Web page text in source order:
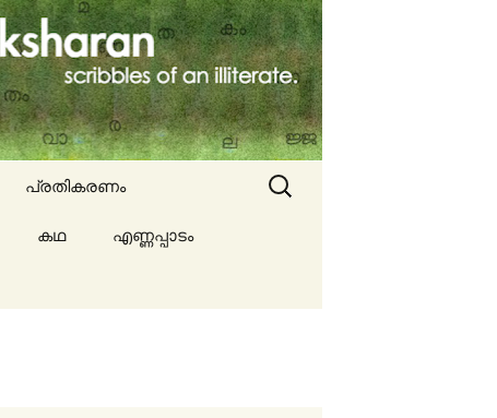
പ്രതികരണം
കഥ എണ്ണപ്പാടം
Search
for: